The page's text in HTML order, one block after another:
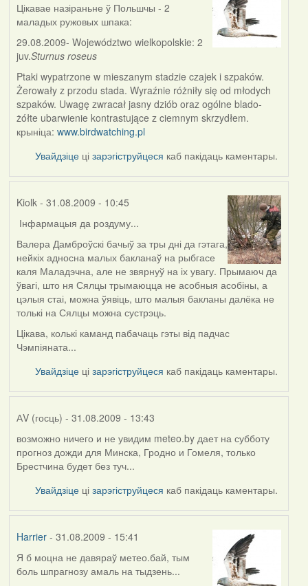
In
reply
to
by
АV
(госць)
Цікавае назіраньне ў Польшчы - 2
маладых ружовых шпака:
29.08.2009- Województwo wielkopolskie: 2
juv.Sturnus roseus
Ptaki wypatrzone w mieszanym stadzie czajek i szpaków.
Żerowały z przodu stada. Wyraźnie różniły się od młodych
szpaków. Uwagę zwracał jasny dziób oraz ogólne blado-
żółte ubarwienie kontrastujące z ciemnym skrzydłem.
крыніца: www.birdwatching.pl
Увайдзіце цізарэгіструйцеся каб пакідаць каментары.
Kiolk- 31.08.2009 - 10:45
Інфармацыя да роздуму...
Валера Дамброўскі бачыў за тры дні да гэтага,
нейкіх адносна малых бакланаў на рыбгасе
каля Маладэчна, але не звярнуў на іх увагу. Прымаюч да
ўвагі, што ня Сялцы трымаюцца не асобныя асобіны, а
цэлыя стаі, можна ўявіць, што малыя бакланы далёка не
толькі на Сялцы можна сустрэць.
Цікава, колькі каманд пабачаць гэты від падчас
Чэмпіяната...
Увайдзіце цізарэгіструйцеся каб пакідаць каментары.
АV (госць) - 31.08.2009 - 13:43
возможно ничего и не увидим meteo.by дает на субботу
прогноз дожди для Минска, Гродно и Гомеля, только
Брестчина будет без туч...
Увайдзіце цізарэгіструйцеся каб пакідаць каментары.
Harrier- 31.08.2009 - 15:41
In
reply
Я б моцна не давяраў метео.бай, тым
боль шпрагнозу амаль на тыдзень...